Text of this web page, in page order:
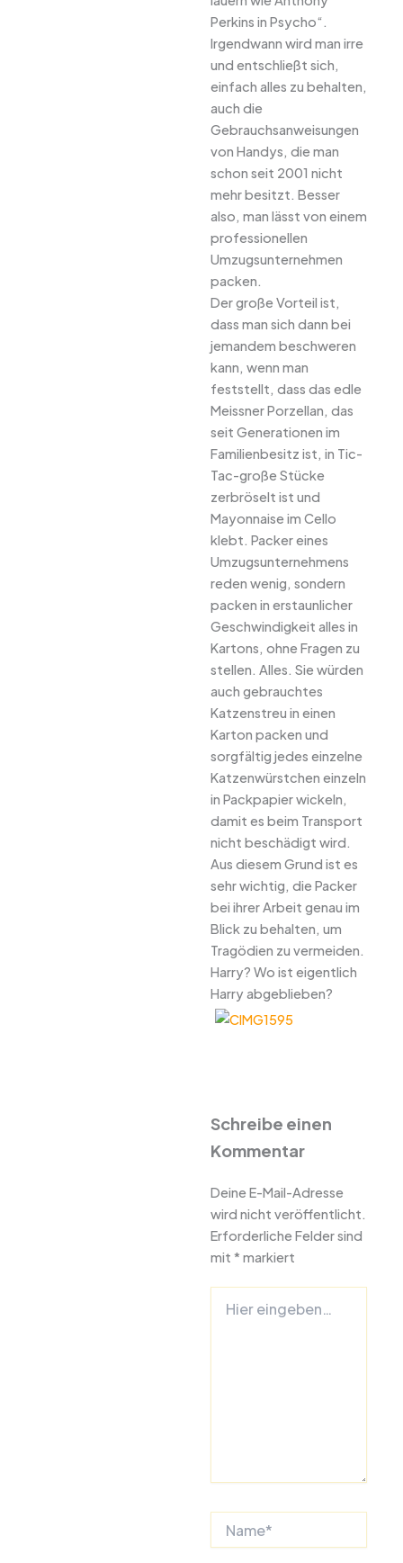
Perkins in Psycho“.
Irgendwann wird man irre
und entschließt sich,
einfach alles zu behalten,
auch die
Gebrauchsanweisungen
von Handys, die man
schon seit 2001 nicht
mehr besitzt. Besser
also, man lässt von einem
professionellen
Umzugsunternehmen
packen.
Der große Vorteil ist,
dass man sich dann bei
jemandem beschweren
kann, wenn man
feststellt, dass das edle
Meissner Porzellan, das
seit Generationen im
Familienbesitz ist, in Tic-
Tac-große Stücke
zerbröselt ist und
Mayonnaise im Cello
klebt. Packer eines
Umzugsunternehmens
reden wenig, sondern
packen in erstaunlicher
Geschwindigkeit alles in
Kartons, ohne Fragen zu
stellen. Alles. Sie würden
auch gebrauchtes
Katzenstreu in einen
Karton packen und
sorgfältig jedes einzelne
Katzenwürstchen einzeln
in Packpapier wickeln,
damit es beim Transport
nicht beschädigt wird.
Aus diesem Grund ist es
sehr wichtig, die Packer
bei ihrer Arbeit genau im
Blick zu behalten, um
Tragödien zu vermeiden.
Harry? Wo ist eigentlich
Harry abgeblieben?
Schreibe einen
Kommentar
Deine E-Mail-Adresse
wird nicht veröffentlicht.
Erforderliche Felder sind
mit * markiert
eingeben…